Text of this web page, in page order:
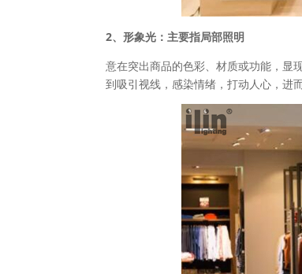
2、形象光：主要指局部照明
意在突出商品的色彩、材质或功能，显
到吸引视线，感染情绪，打动人心，进